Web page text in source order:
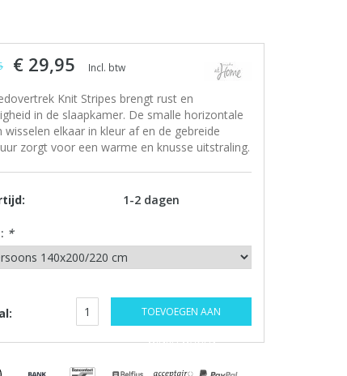
€ 29,95 Incl. btw
Knit Stripes brengt rust en
in de slaapkamer. De smalle horizontale
wisselen elkaar in kleur af en de gebreide
zorgt voor een warme en knusse uitstraling.
1-2 dagen
*
TOEVOEGEN AAN
WINKELWAGEN